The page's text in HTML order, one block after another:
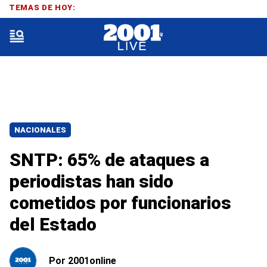
NACIONALES
SNTP: 65% de ataques a
periodistas han sido
cometidos por funcionarios
del Estado
Por 2001online
TEMAS DE HOY: